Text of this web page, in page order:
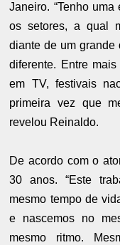
Janeiro. “Tenho uma
os setores, a qual
diante de um grande
diferente. Entre
em TV, festivais
primeira vez que
revelou Reinaldo.
De acordo com o
30 anos. “Este
mesmo tempo de
e nascemos no
mesmo ritmo.